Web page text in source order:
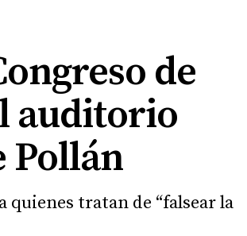
de
auditorio
Pollán
tratan de “falsear la